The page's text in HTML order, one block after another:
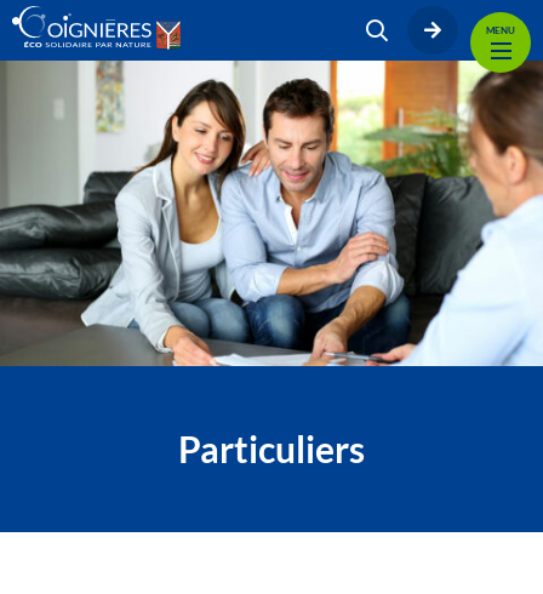
MENU
Particuliers